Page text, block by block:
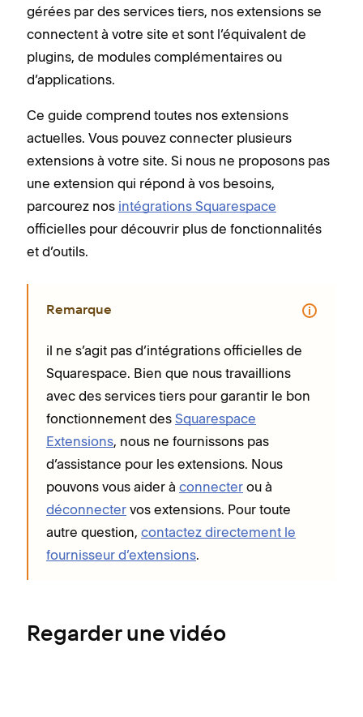
gérées par des services tiers, nos extensions se
connectent à votre site et sont l’équivalent de
plugins, de modules complémentaires ou
d’applications.
Ce guide comprend toutes nos extensions
actuelles. Vous pouvez connecter plusieurs
extensions à votre site. Si nous ne proposons pas
une extension qui répond à vos besoins,
parcourez nos intégrations Squarespace
officielles pour découvrir plus de fonctionnalités
et d’outils.
Remarque
il ne s’agit pas d’intégrations officielles de
Squarespace. Bien que nous travaillions
avec des services tiers pour garantir le bon
fonctionnement des Squarespace
Extensions, nous ne fournissons pas
d’assistance pour les extensions. Nous
pouvons vous aider à connecter ou à
déconnecter vos extensions. Pour toute
autre question, contactez directement le
fournisseur d’extensions.
Regarder une vidéo